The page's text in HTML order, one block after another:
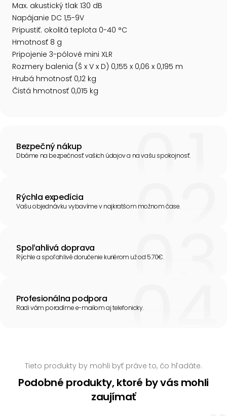
Max. akustický tlak 130 dB
Napájanie DC 1,5-9V
Pripustiť. okolitá teplota 0-40 °C
Hmotnosť 8 g
Pripojenie 3-pólové mini XLR
Rozmery balenia (Š x V x D) 0,155 x 0,06 x 0,195 m
Hrubá hmotnosť 0,12 kg
Čistá hmotnosť 0,015 kg
Bezpečný nákup
Dbáme na bezpečnosť vašich údajov a na vašu spokojnosť.
Rýchla expedícia
Vašu objednávku vybavíme v najkratšom možnom čase.
Spoľahlivá doprava
Rýchle a spoľahlivé doručenie kuriérom už od 5.70€.
Profesionálna podpora
Radi vám poradíme e-mailom aj telefonicky.
Tieto produkty by mohli byť práve to, čo hľadáte.
Podobné produkty, ktoré by vás mohli
zaujímať